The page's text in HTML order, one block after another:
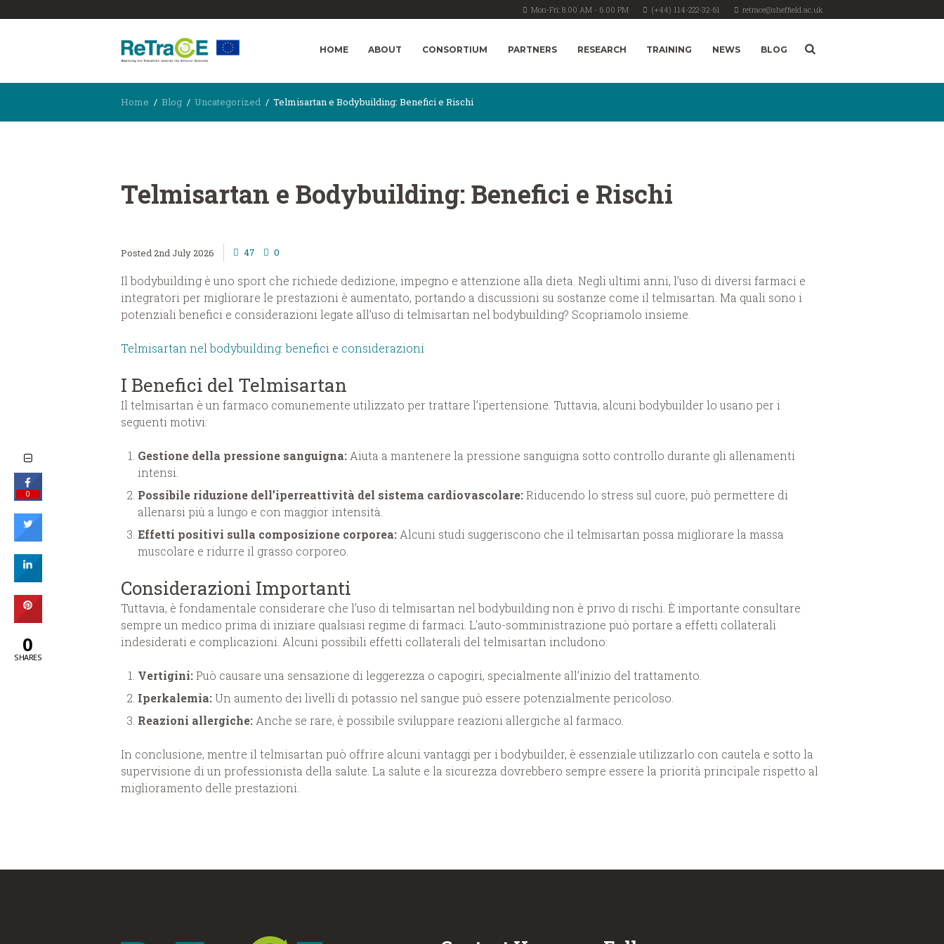
Mon-Fri: 8.00 AM - 6.00 PM (+44) 114-222-32-61 retrace@sheffield.ac.uk
HOME ABOUT CONSORTIUM PARTNERS RESEARCH TRAINING NEWS BLOG
Home Blog Uncategorized Telmisartan e Bodybuilding: Benefici e Rischi
Telmisartan e Bodybuilding: Benefici e Rischi
2nd July 2026 47 0
Il bodybuilding è uno sport che richiede dedizione, impegno e attenzione alla dieta. Negli ultimi anni, l’uso di diversi farmaci e
integratori per migliorare le prestazioni è aumentato, portando a discussioni su sostanze come il telmisartan. Ma quali sono i
potenziali benefici e considerazioni legate all’uso di telmisartan nel bodybuilding? Scopriamolo insieme.
Telmisartan nel bodybuilding: benefici e considerazioni
I Benefici del Telmisartan
Il telmisartan è un farmaco comunemente utilizzato per trattare l’ipertensione. Tuttavia, alcuni bodybuilder lo usano per i
seguenti motivi:
Gestione della pressione sanguigna: Aiuta a mantenere la pressione sanguigna sotto controllo durante gli allenamenti
intensi.
Possibile riduzione dell’iperreattività del sistema cardiovascolare:Riducendo lo stress sul cuore, può permettere di
allenarsi più a lungo e con maggior intensità.
Effetti positivi sulla composizione corporea: Alcuni studi suggeriscono che il telmisartan possa migliorare la massa
muscolare e ridurre il grasso corporeo.
Considerazioni Importanti
Tuttavia, è fondamentale considerare che l’uso di telmisartan nel bodybuilding non è privo di rischi. È importante consultare
sempre un medico prima di iniziare qualsiasi regime di farmaci. L’auto-somministrazione può portare a effetti collaterali
indesiderati e complicazioni. Alcuni possibili effetti collaterali del telmisartan includono:
Vertigini:Può causare una sensazione di leggerezza o capogiri, specialmente all’inizio del trattamento.
Iperkalemia:Un aumento dei livelli di potassio nel sangue può essere potenzialmente pericoloso.
Reazioni allergiche: Anche se rare, è possibile sviluppare reazioni allergiche al farmaco.
In conclusione, mentre il telmisartan può offrire alcuni vantaggi per i bodybuilder, è essenziale utilizzarlo con cautela e sotto la
supervisione di un professionista della salute. La salute e la sicurezza dovrebbero sempre essere la priorità principale rispetto al
miglioramento delle prestazioni.
0
0
SHARES